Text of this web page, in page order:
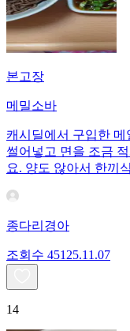
본고장
메밀소바
캐시딜에서 구입한
썰어넣고 면을 조금
요. 양도 않아서 한끼
종다리경아
조회수 451 25.11.07
14